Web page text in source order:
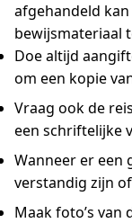
afgehandeld
bewijsmateriaal
Doe altijd
om een kopie
Vraag ook de
een schriftelijke
Wanneer er een
verstandig zijn
Maak foto’s van